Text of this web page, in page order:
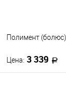
Полимент
Цена: 3 339